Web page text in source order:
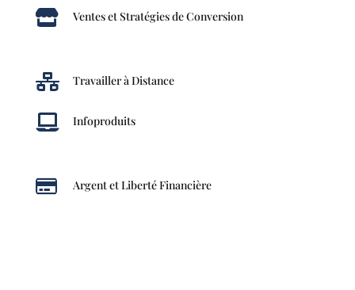
 Ventes et Stratégies de Conversion
 Travailler à Distance
 Infoproduits
 Argent et Liberté Financière